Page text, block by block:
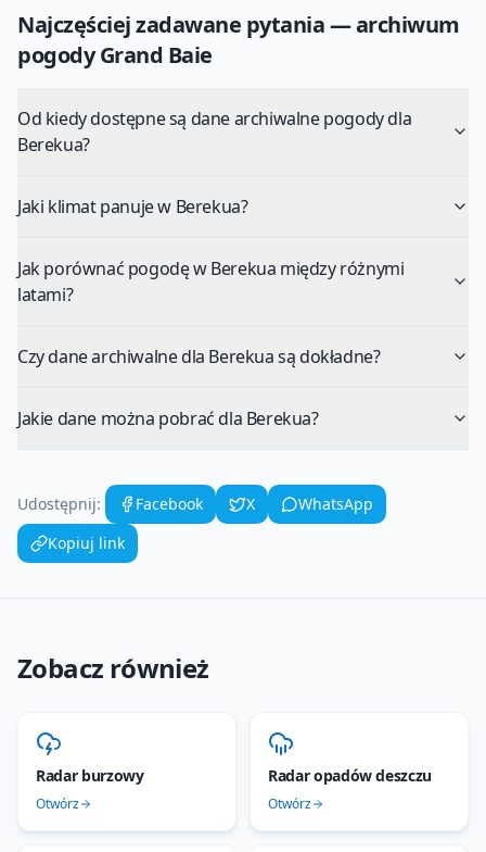
Najczęściej zadawane pytania — archiwum
pogodyGrand Baie
Od kiedy dostępne są dane archiwalne pogody dla
Berekua?
Jaki klimat panuje w Berekua?
Jak porównać pogodę w Berekua między różnymi
latami?
Czy dane archiwalne dla Berekua są dokładne?
Jakie dane można pobrać dla Berekua?
Udostępnij: Facebook X
WhatsApp
Kopiuj link
Zobacz również
Radar burzowy
Otwórz
Radar opadów deszczu
Otwórz